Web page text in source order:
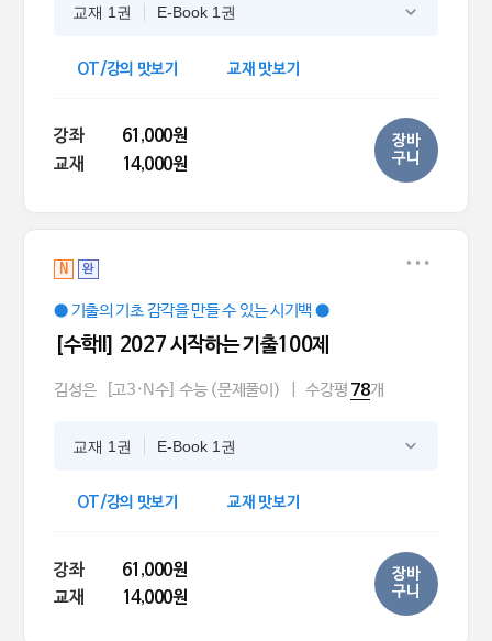
교재 1권 E-Book 1권
OT/강의 맛보기 교재 맛보기
강좌
61,000원
교재
14,000원
장바
구니
N 완
● 기출의 기초 감각을 만들 수 있는 시기백 ●
[수학ll] 2027 시작하는 기출100제
김성은 [고3·N수] 수능 (문제풀이) 수강평 78개
교재 1권 E-Book 1권
OT/강의 맛보기 교재 맛보기
강좌
61,000원
교재
14,000원
장바
구니